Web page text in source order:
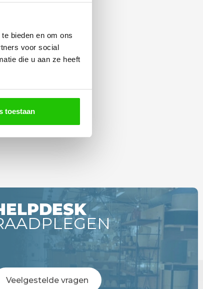
bieden en om ons
voor social
die u aan ze heeft
toestaan
Veelgestelde vragen